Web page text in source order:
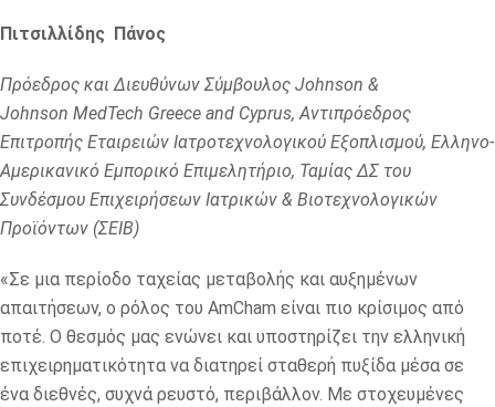
Πιτσιλλίδης Πάνος
Πρόεδρος και Διευθύνων Σύμβουλος Johnson &
Johnson MedTech Greece and Cyprus, Αντιπρόεδρος
Επιτροπής Εταιρειών Ιατροτεχνολογικού Εξοπλισμού, Ελληνο-
Αμερικανικό Εμπορικό Επιμελητήριο, Ταμίας ΔΣ του
Συνδέσμου Επιχειρήσεων Ιατρικών & Βιοτεχνολογικών
Προϊόντων (ΣΕΙΒ)
«Σε μια περίοδο ταχείας μεταβολής και αυξημένων
απαιτήσεων, ο ρόλος του AmCham είναι πιο κρίσιμος από
ποτέ. Ο θεσμός μας ενώνει και υποστηρίζει την ελληνική
επιχειρηματικότητα να διατηρεί σταθερή πυξίδα μέσα σε
ένα διεθνές, συχνά ρευστό, περιβάλλον. Με στοχευμένες